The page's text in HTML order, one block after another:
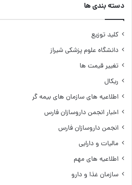
دسته بندی ها
کلید توزیع
دانشگاه علوم پزشکی شیراز
تغییر قیمت ها
ریکال
اطلاعیه های سازمان های بیمه گر
اخبار انجمن داروسازان فارس
انجمن داروسازان فارس
مالیات و دارایی
اطلاعیه های مهم
سازمان غذا و دارو